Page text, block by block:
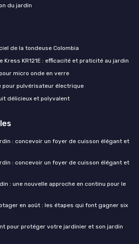
du jardin
de la tondeuse Colombia
KR121E : efficacité et praticité au jardin
micro onde en verre
pour pulvérisateur électrique
délicieux et polyvalent
: concevoir un foyer de cuisson élégant et
: concevoir un foyer de cuisson élégant et
: une nouvelle approche en continu pour le
en août : les étapes qui font gagner six
pour protéger votre jardinier et son jardin